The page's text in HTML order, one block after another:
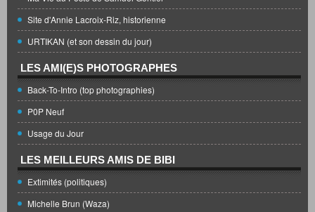
Site d'Annie Lacroix-Riz, historienne
URTIKAN (et son dessin du jour)
LES AMI(E)S PHOTOGRAPHES
Back-To-Intro (top photographies)
P0P Neuf
Usage du Jour
LES MEILLEURS AMIS DE BIBI
Extimités (politiques)
Michelle Brun (Waza)